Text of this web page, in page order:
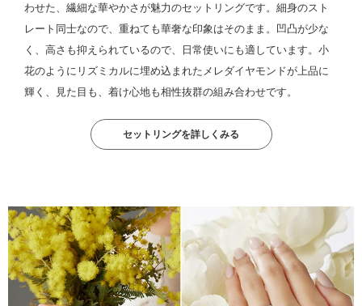
わせた、繊細な華やかさが魅力のセットリングです。細身のスト
レート同士なので、重ねても華奢な印象はそのまま。凹凸が少な
く、高さも抑えられているので、日常使いにも適しています。小
花のようにリズミカルに埋め込まれたメレダイヤモンドが上品に
輝く、見た目も、着け心地も相性抜群の組み合わせです。
セットリングを詳しくみる